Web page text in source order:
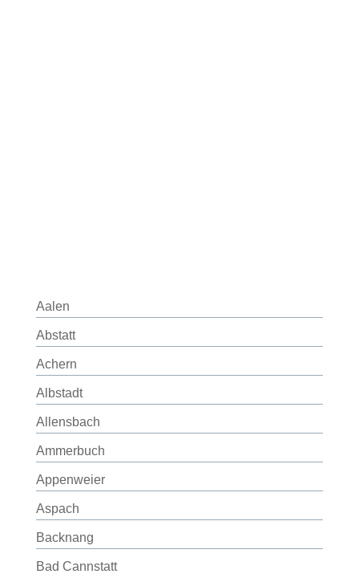
Aalen
Abstatt
Achern
Albstadt
Allensbach
Ammerbuch
Appenweier
Aspach
Backnang
Bad Cannstatt